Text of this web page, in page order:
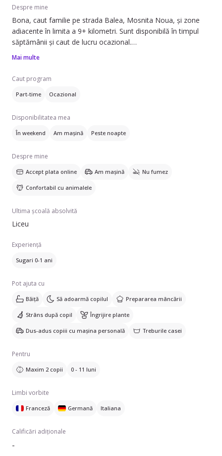
Despre mine
Bona, caut familie pe strada Balea, Mosnita Noua, și zone
adiacente în limita a 9+ kilometri. Sunt disponibilă în timpul
săptămânii și caut de lucru ocazional.
mâncării, strâns după copil, îngrijire plante și dus-adus copiii
cu mașina personală. Am experiență de 4 ani în îngrijirea
copiilor, având grijă de sugari între 0 și 11 luni.
Vorbesesc limba franceză, germană și italiană. Dacă aveți
nevoie de un ajutor de încredere pentru micuțul
Mai multe
Caut program
Part-time Ocazional
Disponibilitatea mea
În weekend Am mașină Peste noapte
Despre mine
Accept plata online Am mașină Nu fumez
Confortabil cu animalele
Ultima școală absolvită
Liceu
Experiență
Sugari 0-1 ani
Pot ajuta cu
Băiță Să adoarmă copilul Prepararea mâncării
Strâns după copil Îngrijire plante
Dus-adus copiii cu mașina personală Treburile casei
Pentru
Maxim 2 copii 0 - 11 luni
Limbi vorbite
Franceză Germană Italiana
Calificări adiționale
-